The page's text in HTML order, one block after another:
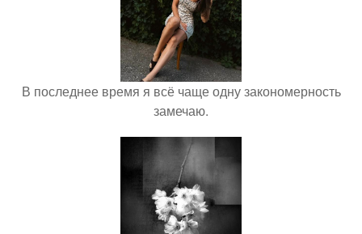
В последнее время я всё чаще одну закономерность
замечаю.